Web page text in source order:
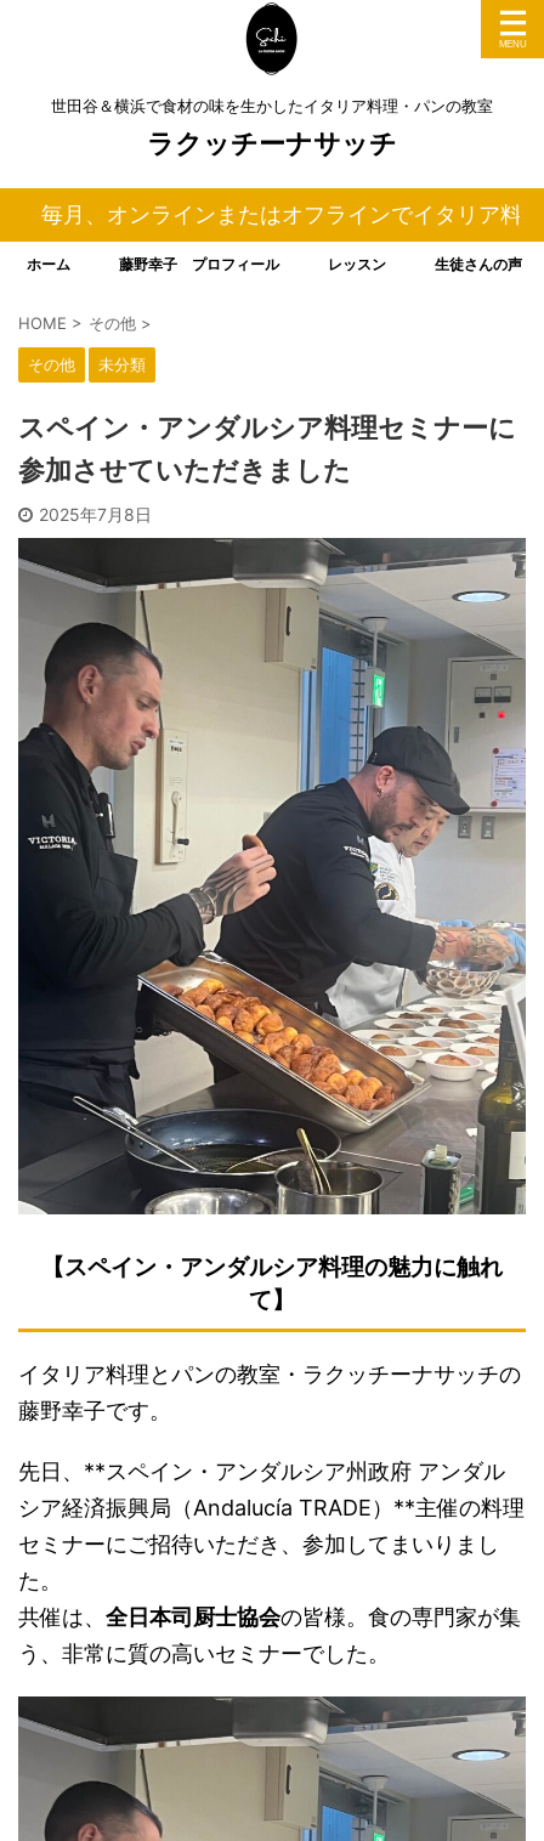
世田谷＆横浜で食材の味を生かしたイタリア料理・パンの教室
ラクッチーナサッチ
ラインまたはオフラインでイタリア料理＆パンの料理
ホーム 藤野幸子 プロフィール レッスン 生徒さんの声
HOME > その他 >
その他 未分類
スペイン・アンダルシア料理セミナーに
参加させていただきました
2025年7月8日
【スペイン・アンダルシア料理の魅力に触れ
て】
イタリア料理とパンの教室・ラクッチーナサッチの
藤野幸子です。
先日、**スペイン・アンダルシア州政府 アンダル
シア経済振興局（Andalucía TRADE）**主催の料理
セミナーにご招待いただき、参加してまいりまし
た。
共催は、 全日本司厨士協会の皆様。食の専門家が集
う、非常に質の高いセミナーでした。